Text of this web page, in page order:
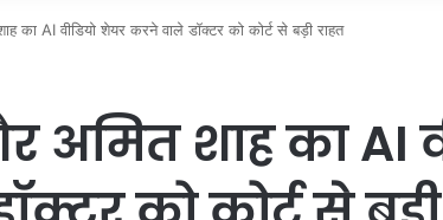
का AI वीडियो शेयर करने वाले डॉक्टर को कोर्ट से बड़ी राहत
अमित शाह का AI